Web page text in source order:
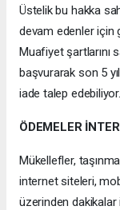
Üstelik bu hakka
devam edenler için
Muafiyet şartlarını
başvurarak son 5
iade talep edebiliyor.
ÖDEMELER
Mükellefler,
internet siteleri,
üzerinden dakikalar